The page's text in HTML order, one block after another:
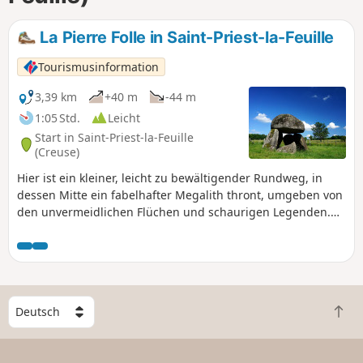
La Pierre Folle in Saint-Priest-la-Feuille
Tourismusinformation
3,39 km
+40 m
-44 m
1:05 Std.
Leicht
Start in Saint-Priest-la-Feuille
(Creuse)
Hier ist ein kleiner, leicht zu bewältigender Rundweg, in
dessen Mitte ein fabelhafter Megalith thront, umgeben von
den unvermeidlichen Flüchen und schaurigen Legenden.
und einen Pfad und wird zwischen dem Dolmen und dem
Dorf von einem Trimm-dich-Pfad ergänzt.
W
ä
h
Z
u